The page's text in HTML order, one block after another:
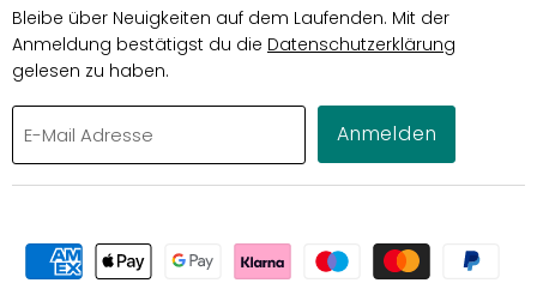
Bleibe über Neuigkeiten auf dem Laufenden. Mit der
Anmeldung bestätigst du die Datenschutzerklärung
gelesen zu haben.
E-Mail Adresse Anmelden